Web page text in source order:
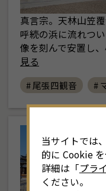
真言宗。天林山笠
呼続の浜に流れつ
像を刻んで安置し
見る
# 尾張四観音 #
当サイトでは
的に Cookie を
詳細は「プラ
ください。